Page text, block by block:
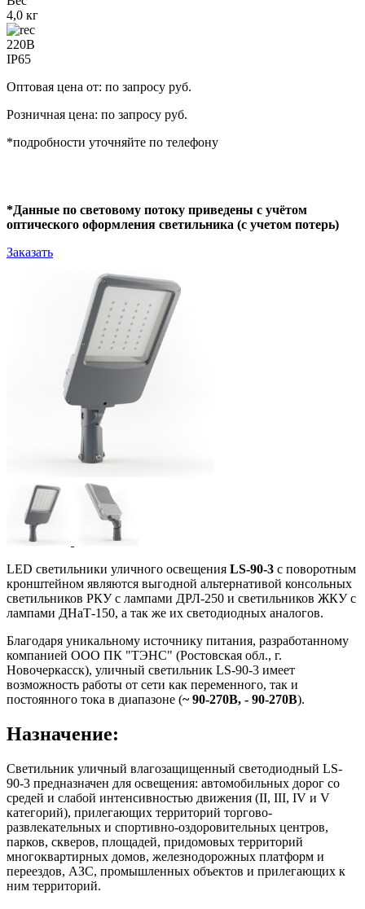
4,0 кг
220В
IP65
Оптовая цена от: по запросу руб.
Розничная цена: по запросу руб.
*подробности уточняйте по телефону
*Данные по световому потоку приведены с учётом
оптического оформления светильника (с учетом потерь)
Заказать
LED светильники уличного освещения LS-90-3 с поворотным
кронштейном являются выгодной альтернативой консольных
светильников РКУ с лампами ДРЛ-250 и светильников ЖКУ с
лампами ДНаТ-150, а так же их светодиодных аналогов.
Благодаря уникальному источнику питания, разработанному
компанией ООО ПК "ТЭНС" (Ростовская обл., г.
Новочеркасск), уличный светильник LS-90-3 имеет
возможность работы от сети как переменного, так и
постоянного тока в диапазоне (~ 90-270В, - 90-270В).
Назначение:
Светильник уличный влагозащищенный светодиодный LS-
90-3 предназначен для освещения: автомобильных дорог со
средей и слабой интенсивностью движения (II, III, IV и V
категорий), прилегающих территорий торгово-
развлекательных и спортивно-оздоровительных центров,
парков, скверов, площадей, придомовых территорий
многоквартирных домов, железнодорожных платформ и
переездов, АЗС, промышленных объектов и прилегающих к
ним территорий.